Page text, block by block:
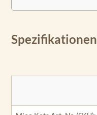
Spezifikationen